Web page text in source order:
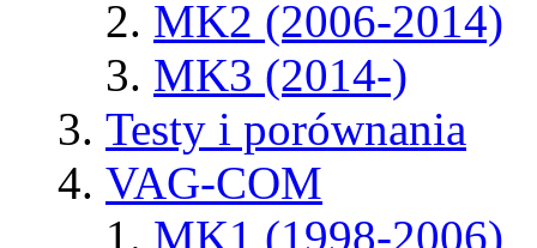
MK2 (2006-2014)
MK3 (2014-)
Testy i porównania
VAG-COM
MK1 (1998-2006)